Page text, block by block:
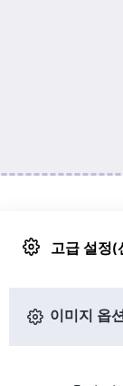
고급 설정(
이미지 옵